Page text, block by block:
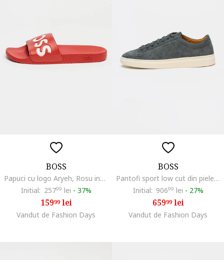
BOSS
Papuci cu logo Aryeh, Rosu inchis/Alb optic
Initial: 25799 lei - 37%
15999lei
Vandut de Fashion Days
BOSS
Pantofi sport low cut din piele intoarsa cu logo discret Kieran, Gri inchis
Initial: 90699 lei - 27%
65999lei
Vandut de Fashion Days